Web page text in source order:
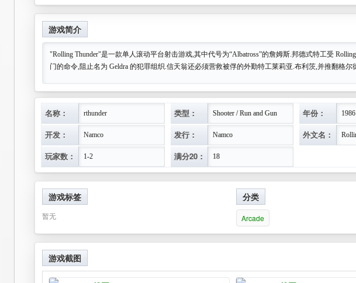
游戏简介
"Rolling Thunder"是一款单人滚动平台射击游戏,其中代号为“Albatross”的詹姆斯.邦德式特工受
门的命令,阻止名为 Geldra 的犯罪组织.信天翁还必须营救被俘的外勤特工莱莉亚.布利茨,并推翻格尔
名称： rthunder 类型： Shooter / Run and Gun 年份： 1986
开发： Namco 发行： Namco 外文名：
玩家数： 1-2 满分20： 18
游戏标签
暂无
分类
Arcade
游戏截图